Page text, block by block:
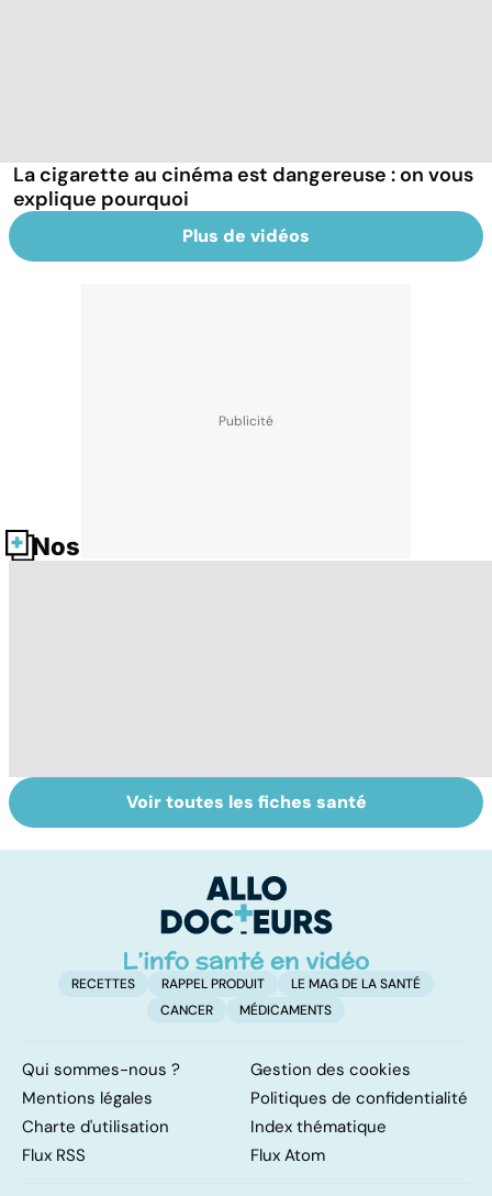
La cigarette au cinéma est dangereuse : on vous
explique pourquoi
Plus de vidéos
Nos fiches santé
Automutilation :
des ados en
Antibiotiques :
lutter contre la
bactéries
Voir toutes les fiches santé
RECETTES RAPPEL PRODUIT
LE MAG DE LA SANTÉ
CANCER
MÉDICAMENTS
Qui sommes-nous ?
Gestion des cookies
Mentions légales
Politiques de confidentialité
Charte d'utilisation
Index thématique
Flux RSS
Flux Atom